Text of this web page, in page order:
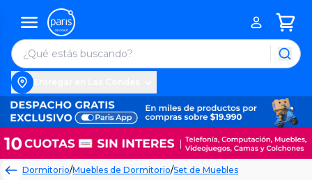
Dormitorio/Muebles de Dormitorio/Set de Muebles